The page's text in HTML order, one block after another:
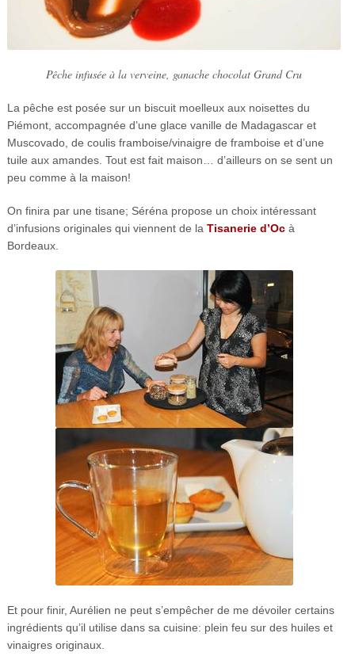
Pêche infusée à la verveine, ganache chocolat Grand Cru
La pêche est posée sur un biscuit moelleux aux noisettes du
Piémont, accompagnée d’une glace vanille de Madagascar et
Muscovado, de coulis framboise/vinaigre de framboise et d’une
tuile aux amandes. Tout est fait maison… d’ailleurs on se sent un
peu comme à la maison!
On finira par une tisane; Séréna propose un choix intéressant
d’infusions originales qui viennent de la Tisanerie d’Ocà
Bordeaux.
Et pour finir, Aurélien ne peut s’empêcher de me dévoiler certains
ingrédients qu’il utilise dans sa cuisine: plein feu sur des huiles et
vinaigres originaux.